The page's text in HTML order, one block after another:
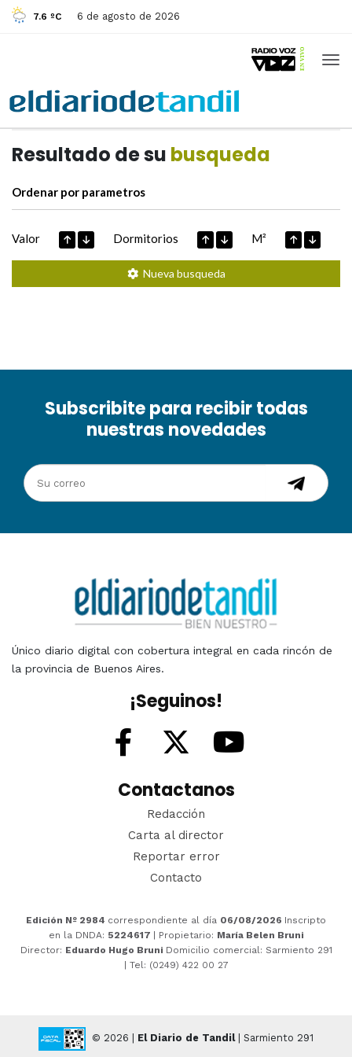
7.6 ºC 6 de agosto de 2026
Resultado de su busqueda
Ordenar por parametros
Valor Dormitorios M²
Nueva busqueda
Subscribite para recibir todas
nuestras novedades
Único diario digital con cobertura integral en cada rincón de
la provincia de Buenos Aires.
¡Seguinos!
Contactanos
Redacción
Carta al director
Reportar error
Contacto
Edición Nº 2984 correspondiente al día 06/08/2026 Inscripto
en la DNDA: 5224617 | Propietario: María Belen Bruni
Director: Eduardo Hugo Bruni Domicilio comercial: Sarmiento 291
| Tel: (0249) 422 00 27
© 2026 | El Diario de Tandil| Sarmiento 291